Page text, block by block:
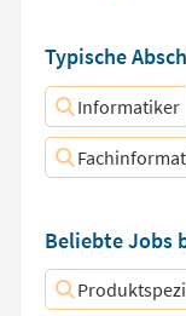
Typische
Informatiker
Beliebte Jobs